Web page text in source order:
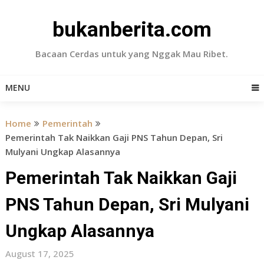
bukanberita.com
Bacaan Cerdas untuk yang Nggak Mau Ribet.
MENU
Home
Pemerintah
Pemerintah Tak Naikkan Gaji PNS Tahun Depan, Sri
Mulyani Ungkap Alasannya
Pemerintah Tak Naikkan Gaji
PNS Tahun Depan, Sri Mulyani
Ungkap Alasannya
August 17, 2025